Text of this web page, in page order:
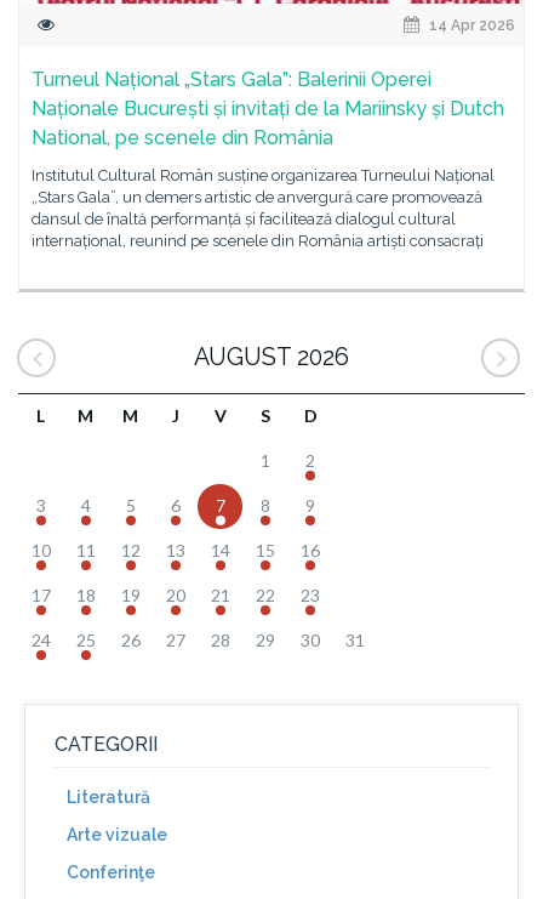
14 Apr 2026
Turneul Național „Stars Gala”: Balerinii Operei
Naționale București și invitați de la Mariinsky și Dutch
National, pe scenele din România
Institutul Cultural Român susține organizarea Turneului Național
„Stars Gala”, un demers artistic de anvergură care promovează
dansul de înaltă performanță și facilitează dialogul cultural
internațional, reunind pe scenele din România artiști consacrați
AUGUST 2026
L M M J V S D
1 2
3 4 5 6 7 8 9
10 11 12 13 14 15 16
17 18 19 20 21 22 23
24 25 26 27 28 29 30 31
CATEGORII
Literatură
Arte vizuale
Conferinţe